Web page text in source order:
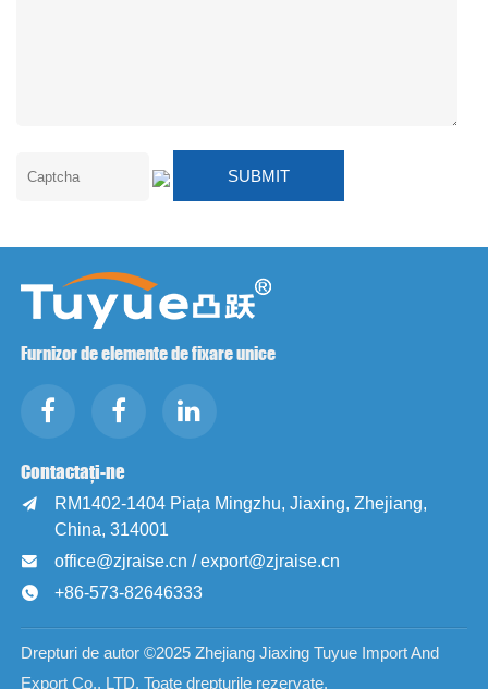
Furnizor de elemente de fixare unice
Contactați-ne

RM1402-1404 Piața Mingzhu, Jiaxing, Zhejiang,
China, 314001
 office@zjraise.cn / export@zjraise.cn
 +86-573-82646333
Drepturi de autor ©2025 Zhejiang Jiaxing Tuyue Import And
Export Co., LTD. Toate drepturile rezervate.